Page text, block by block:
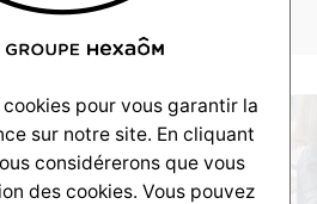
pour vous garantir la
sur notre site. En cliquant
considérerons que vous
des cookies. Vous pouvez